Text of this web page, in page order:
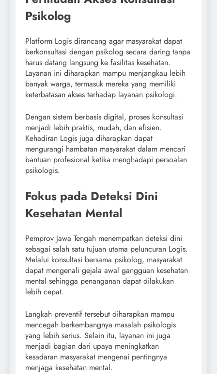
Psikolog
Platform Logis dirancang agar masyarakat dapat
berkonsultasi dengan psikolog secara daring tanpa
harus datang langsung ke fasilitas kesehatan.
Layanan ini diharapkan mampu menjangkau lebih
banyak warga, termasuk mereka yang memiliki
keterbatasan akses terhadap layanan psikologi.
Dengan sistem berbasis digital, proses konsultasi
menjadi lebih praktis, mudah, dan efisien.
Kehadiran Logis juga diharapkan dapat
mengurangi hambatan masyarakat dalam mencari
bantuan profesional ketika menghadapi persoalan
psikologis.
Fokus pada Deteksi Dini
Kesehatan Mental
Pemprov Jawa Tengah menempatkan deteksi dini
sebagai salah satu tujuan utama peluncuran Logis.
Melalui konsultasi bersama psikolog, masyarakat
dapat mengenali gejala awal gangguan kesehatan
mental sehingga penanganan dapat dilakukan
lebih cepat.
Langkah preventif tersebut diharapkan mampu
mencegah berkembangnya masalah psikologis
yang lebih serius. Selain itu, layanan ini juga
menjadi bagian dari upaya meningkatkan
kesadaran masyarakat mengenai pentingnya
menjaga kesehatan mental.